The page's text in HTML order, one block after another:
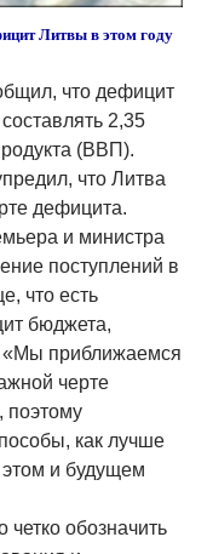
Литвы в этом году
что дефицит
2,35
(ВВП).
что Литва
дефицита.
и министра
поступлений в
что есть
бюджета,
«Мы приближаемся
черте
поэтому
как лучше
и будущем
четко обозначить